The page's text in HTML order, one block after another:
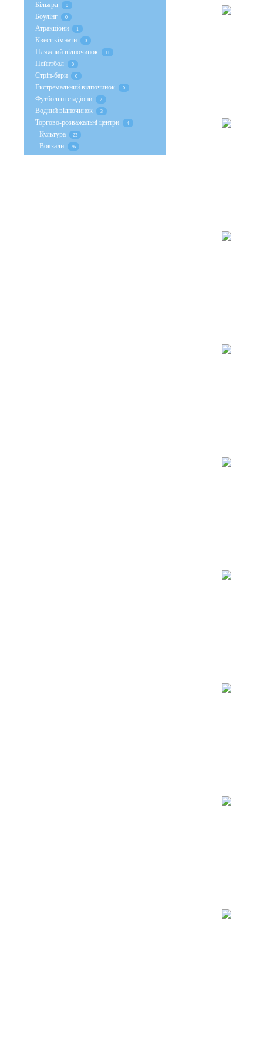
Більярд 0
Боулінг 0
Атракціони 1
Квест кімнати 0
Пляжний відпочинок 11
Пейнтбол 0
Стрiп-бари 0
Екстремальний відпочинок 0
Футбольні стадіони 2
Водний відпочинок 3
Торгово-розважальні центри 4
Культура 23
Вокзали 26